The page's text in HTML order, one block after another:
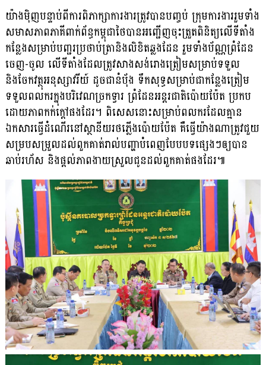
យ៉ាងម៉ិញបន្ទាប់ពីការពិភាក្សាការងារត្រូវបានបញ្ចប់ ក្រុមការងាររួមទាំង
សមាសភាពភាគីពាក់ព័ន្ធ​កម្ពុជាថៃបានអញ្ជើញចុះត្រួតពិនិត្យលើទីតាំង
កន្លែងសម្រាប់បញ្ជរប្រថាប់ត្រានិងលិខិតឆ្លងដែន រួមទាំងប័ណ្ណព្រំដែន
ចេញ-ចូល លើទីតាំងដែលត្រូវសាងសង់​រោងត្រៀម​សម្រាប់ទទួល
និងចែកវត្ថុ​អនុស្សាវរីយ៍ ដូចជានំប៉័ង ទឹកសុទ្ធសម្រាប់ជាកន្លែងត្រៀម
ទទួលពលករក្នុងបរិវេណច្រកទ្វារ ព្រំដែនអន្តរជាតិប៉ោយប៉ែត ប្រកប
ដោយភាពកក់ក្តៅផងដែរ។ ពិសេសនោះ​សម្រាប់ពលករដែល​គ្មាន​
ឯកសារធ្វើដំណើរនៅស្ថានីយរថភ្លើង​ប៉ោយប៉ែត គឺធ្វើយ៉ាងណាត្រូវជួយ​
សម្របសម្រួល​ដល់ពួកគាត់រាល់បញ្ហាបំពេញបែបបទផ្សេងៗ​ឲ្យបាន
ឆាប់រហ័ស និងផ្តល់ភាពងាយស្រួលជូនដល់ពួកគាត់ផងដែរ៕